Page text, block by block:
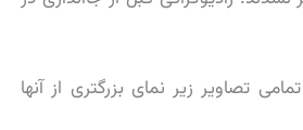
تصاویر زیر نمای بزرگتری از آنها